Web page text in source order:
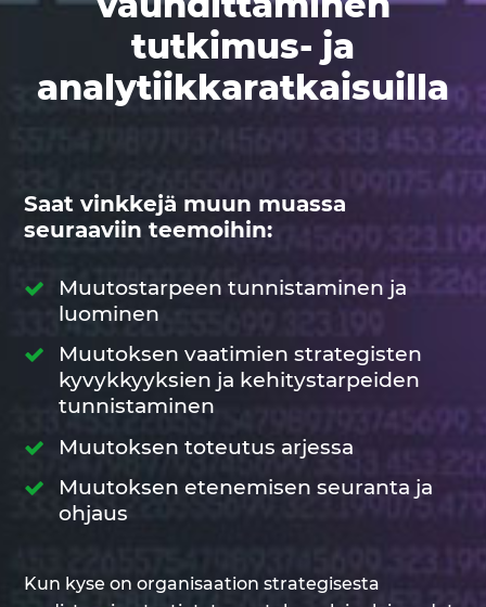
tutkimus- ja
analytiikkaratkaisuilla
Saat vinkkejä muun muassa
seuraaviin teemoihin:
Muutostarpeen tunnistaminen ja
luominen
Muutoksen vaatimien strategisten
kyvykkyyksien ja kehitystarpeiden
tunnistaminen
Muutoksen toteutus arjessa
Muutoksen etenemisen seuranta ja
ohjaus
Kun kyse on organisaation strategisesta